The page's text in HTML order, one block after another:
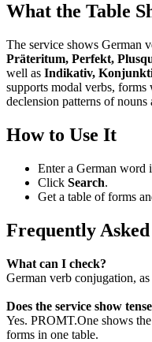
What the Table
The service shows German
Präteritum, Perfekt,
well as Indikativ,
supports modal verbs,
declension patterns of nouns
How to Use It
Enter a German word
Click Search.
Get a table of forms
Frequently
What can I check?
German verb conjugation,
Does the service show
Yes. PROMT.One shows
forms in one table.